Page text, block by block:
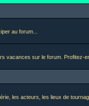
au forum...
vacances sur le forum. Profitez-
les acteurs, les lieux de